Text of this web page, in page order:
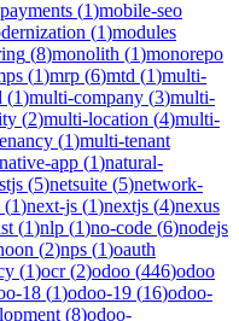
(1)mobile-seo
(1)modules
(8)monolith (1)monorepo
(1)mrp (6)mtd (1)multi-
(1)multi-company (3)multi-
(2)multi-location (4)multi-
(1)multi-tenant
native-app (1)natural-
(5)netsuite (5)network-
(1)next-js (1)nextjs (4)nexus
(1)nlp (1)no-code (6)nodejs
(2)nps (1)oauth
(1)ocr(2)odoo (446)odoo
18 (1)odoo-19 (16)odoo-
(8)odoo-